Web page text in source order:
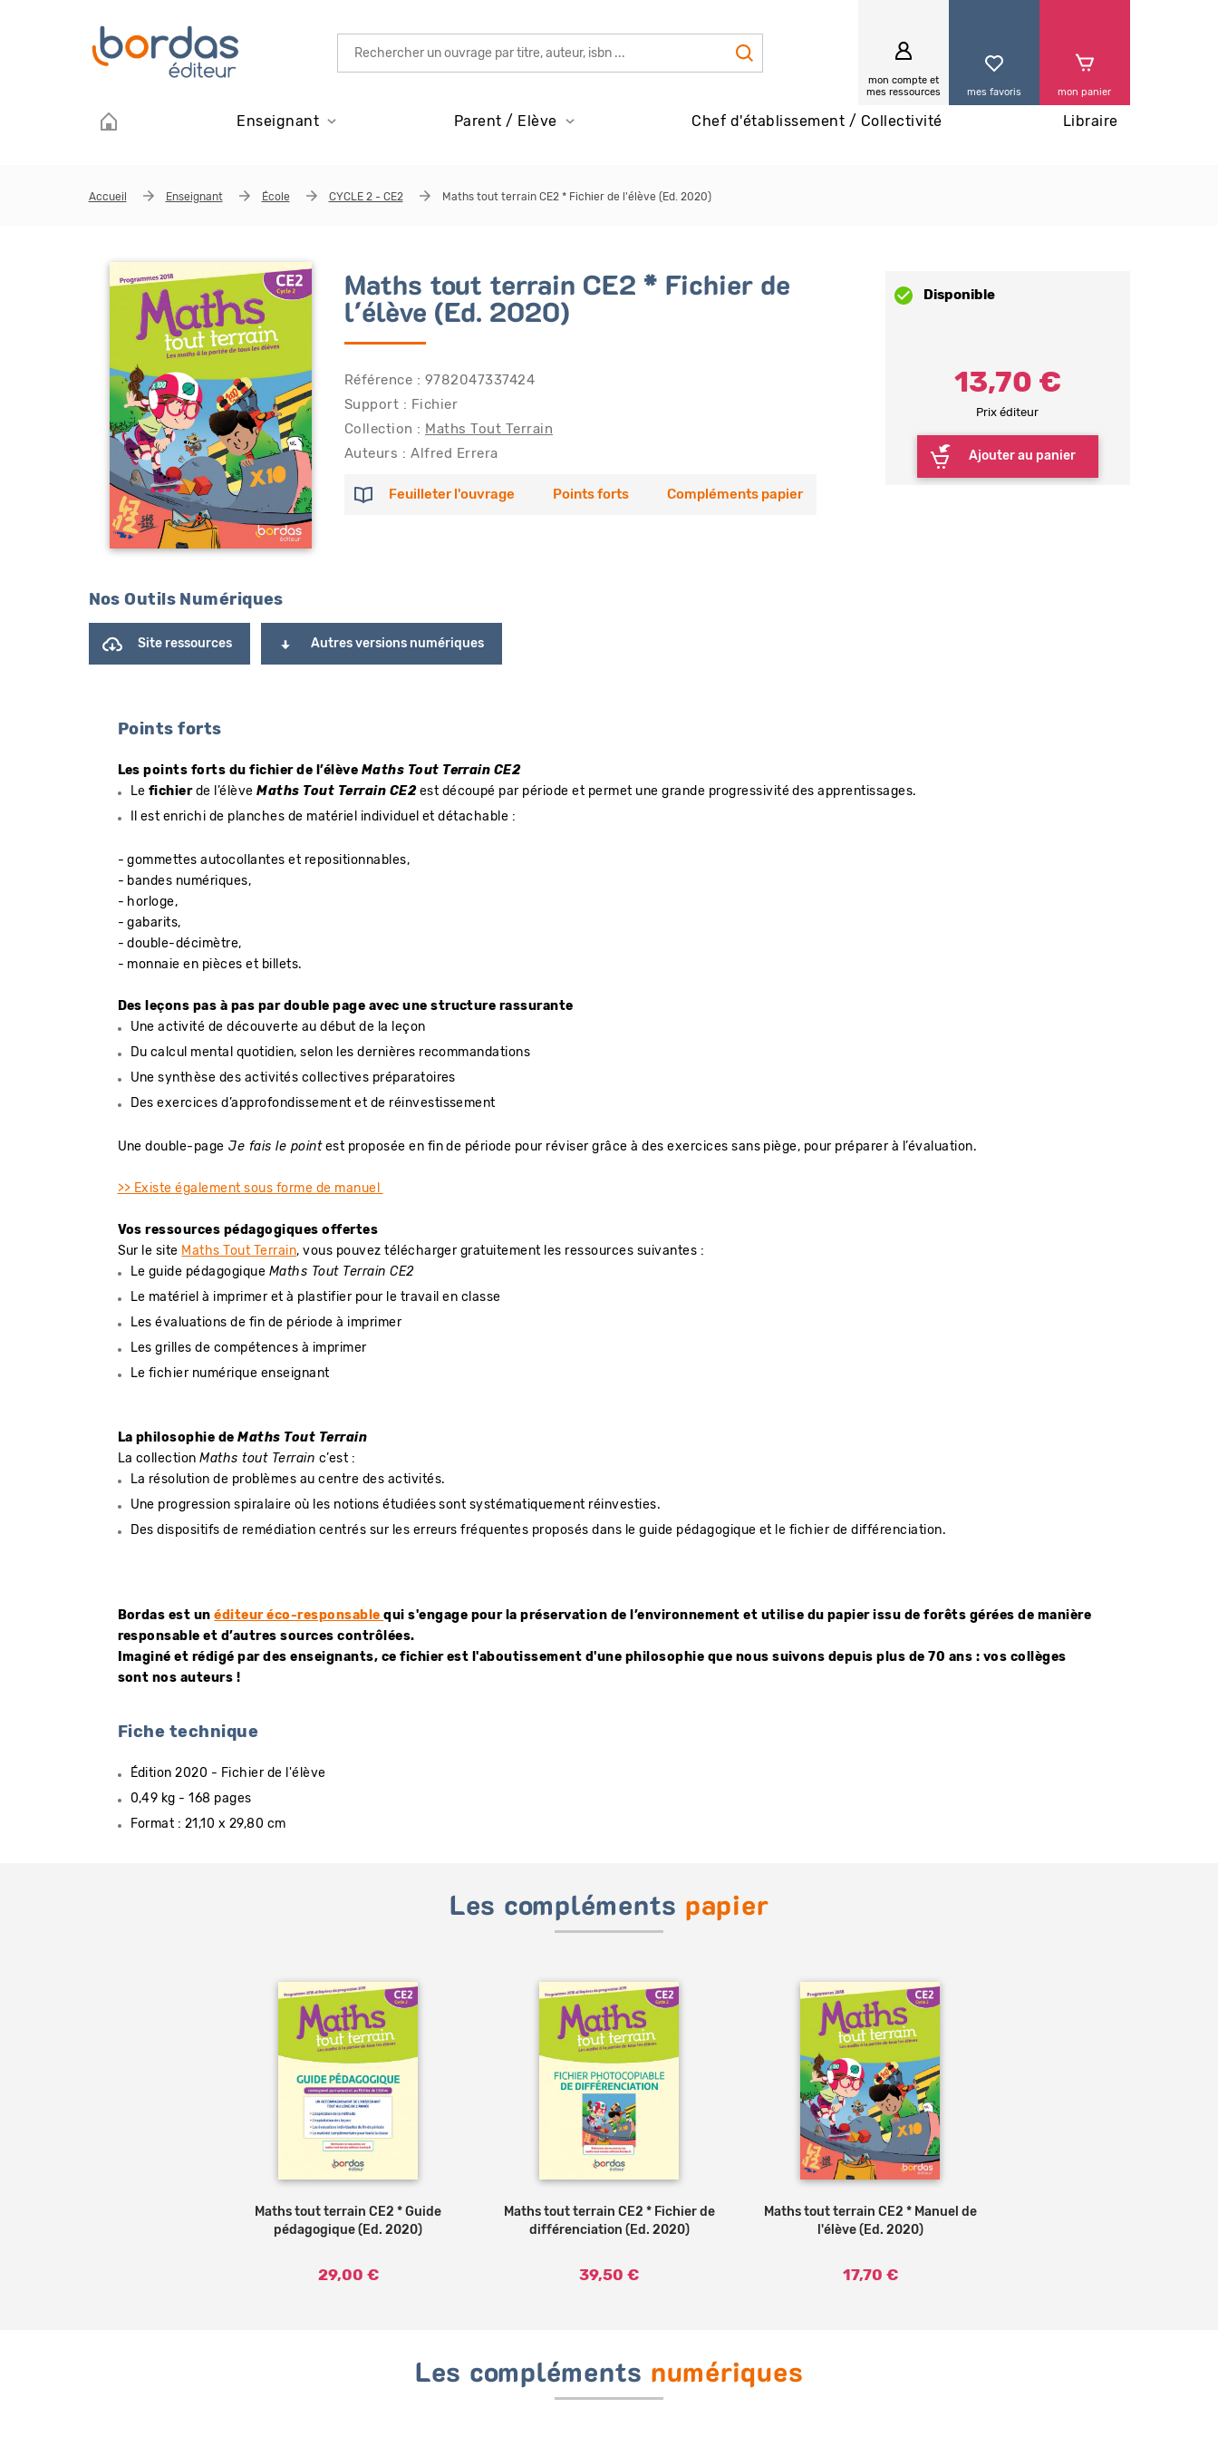
Aller au contenu principal
mon compte et
mes ressources
mes favoris mon panier
Enseignant Parent / Elève Chef d'établissement / Collectivité Libraire
Accueil Enseignant École CYCLE 2 - CE2 Maths tout terrain CE2 * Fichier de l'élève (Ed. 2020)
Maths tout terrain CE2 * Fichier de
l'élève (Ed. 2020)
Référence : 9782047337424
Support : Fichier
Collection : Maths Tout Terrain
Auteurs : Alfred Errera
Feuilleter l'ouvrage Points forts Compléments papier
Disponible
Prix éditeur
13,70 €
Ajouter au panier
Nos Outils Numériques
Site ressources Autres versions numériques
Points forts
Les points forts du fichier de l’élève Maths Tout Terrain CE2
Le fichier de l’élèveMaths Tout Terrain CE2 est découpé par période et permet une grande progressivité des apprentissages.
Il est enrichi de planches de matériel individuel et détachable :
- gommettes autocollantes et repositionnables,
- bandes numériques,
- horloge,
- gabarits,
- double-décimètre,
- monnaie en pièces et billets.
Des leçons pas à pas par double page avec une structure rassurante
Une activité de découverte au début de la leçon
Du calcul mental quotidien, selon les dernières recommandations
Une synthèse des activités collectives préparatoires
Des exercices d’approfondissement et de réinvestissement
Une double-page Je fais le pointest proposée en fin de période pour réviser grâce à des exercices sans piège, pour préparer à l’évaluation.
>> Existe également sous forme de manuel
Vos ressources pédagogiques offertes
Sur le site Maths Tout Terrain, vous pouvez télécharger gratuitement les ressources suivantes :
Le guide pédagogique Maths Tout Terrain CE2
Le matériel à imprimer et à plastifier pour le travail en classe
Les évaluations de fin de période à imprimer
Les grilles de compétences à imprimer
Le fichier numérique enseignant
La philosophie deMaths Tout Terrain
La collectionMaths tout Terrain c’est :
La résolution de problèmes au centre des activités.
Une progression spiralaire où les notions étudiées sont systématiquement réinvesties.
Des dispositifs de remédiation centrés sur les erreurs fréquentes proposés dans le guide pédagogique et le fichier de différenciation.
Bordas est unéditeur éco-responsablequi s'engage pour la préservation de l’environnement et utilise du papier issu de forêts gérées de manière
responsable et d’autres sources contrôlées.
Imaginé et rédigé par des enseignants, ce fichier est l'aboutissement d'une philosophie que nous suivons depuis plus de 70 ans : vos collèges
sont nos auteurs !
Fiche technique
Édition 2020 - Fichier de l'élève
0,49 kg - 168 pages
Format : 21,10 x 29,80 cm
Les compléments papier
Ajouter au panier
Maths tout terrain CE2 * Guide
pédagogique (Ed. 2020)
29,00 €
Ajouter au panier
Maths tout terrain CE2 * Fichier de
différenciation (Ed. 2020)
39,50 €
Ajouter au panier
Maths tout terrain CE2 * Manuel de
l'élève (Ed. 2020)
17,70 €
Les compléments numériques